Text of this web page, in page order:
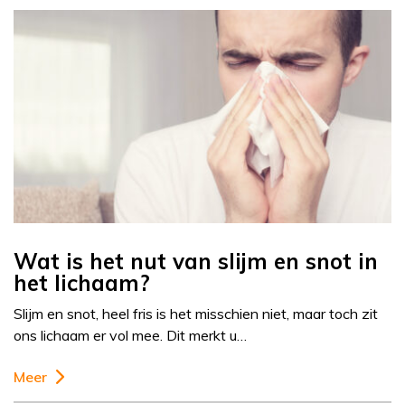
Wat is het nut van slijm en snot in
het lichaam?
Slijm en snot, heel fris is het misschien niet, maar toch zit
ons lichaam er vol mee. Dit merkt u…
Meer